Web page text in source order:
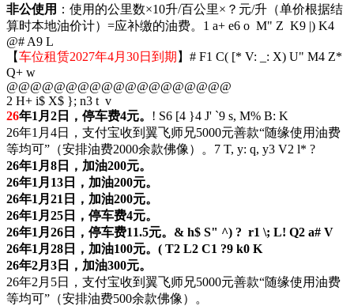
非公使用 ：使用的公里数×10升/百公里×？元/升（单价根据结
算时本地油价计）=应补缴的油费。 1 a+ e6 o M" Z K9 |) K4
@# A9 L
【车位租赁2027年4月30日到期 】 # F1 C( [* V: _: X) U" M4 Z*
Q+ w
@@@@@@@@@@@@@@@@@@@
2 H+ i$ X$ }; n3 t v
26年1月2日，停车费4元。 ! S6 [4 }4 J' `9 s, M% B: K
26年1月4日，支付宝收到翼飞师兄5000元善款“随缘使用油费
等均可”（安排油费2000余款佛像）。 7 T, y: q, y3 V2 l* ?
26年1月8日，加油200元。
26年1月13日，加油200元。
26年1月21日，加油200元。
26年1月25日，停车费4元。
26年1月26日，停车费11.5元。 & h$ S" ^) ? r1 \; L! Q2 a# V
26年1月28日，加油100元。 ( T2 L2 C1 ?9 k0 K
26年2月3日，加油300元。
26年2月5日，支付宝收到翼飞师兄5000元善款“随缘使用油费
等均可”（安排油费500余款佛像）。